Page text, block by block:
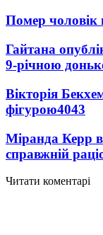
Помер чоловік
Гайтана
9-річною
Вікторія
фігурою4043
Міранда Керр
справжній
Читати коментарі